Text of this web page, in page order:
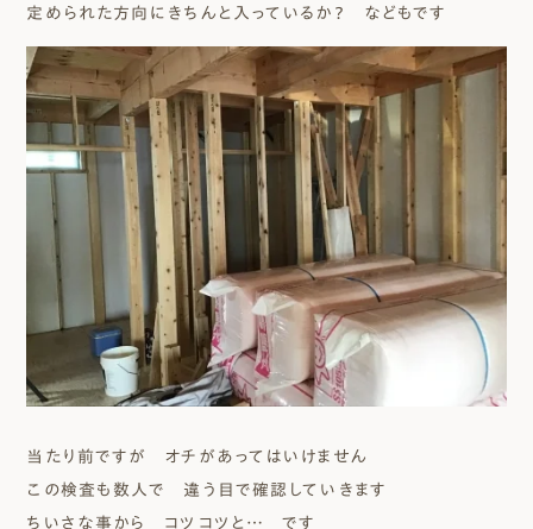
定められた方向にきちんと入っているか？ などもです
当たり前ですが オチがあってはいけません
この検査も数人で 違う目で確認していきます
ちいさな事から コツコツと… です